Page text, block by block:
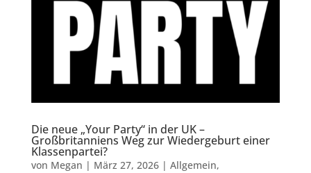
Die neue „Your Party“ in der UK –
Großbritanniens Weg zur Wiedergeburt einer
Klassenpartei?
von Megan | März 27, 2026| Allgemein,